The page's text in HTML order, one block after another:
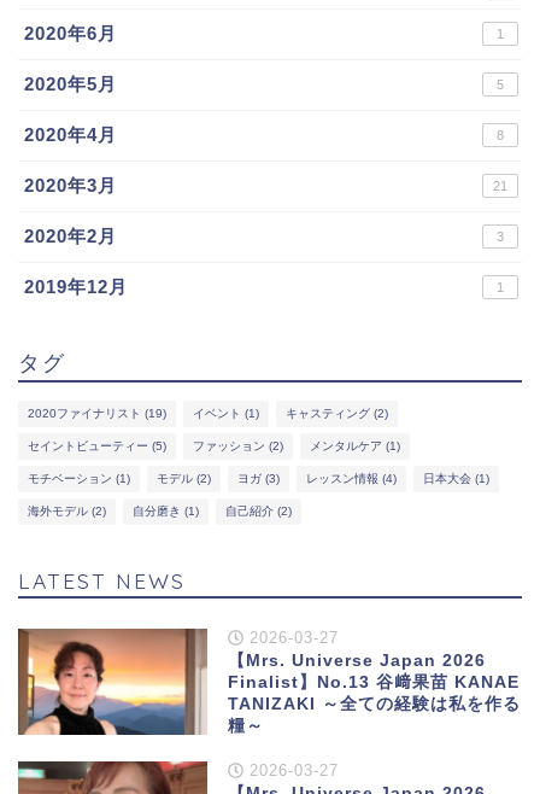
2020年6月 1
2020年5月 5
2020年4月 8
2020年3月 21
2020年2月 3
2019年12月 1
タグ
2020ファイナリスト (19) イベント (1) キャスティング (2)
セイントビューティー (5) ファッション (2) メンタルケア (1)
モチベーション (1) モデル (2) ヨガ (3) レッスン情報 (4) 日本大会 (1)
海外モデル (2) 自分磨き (1) 自己紹介 (2)
LATEST NEWS
2026-03-27
【Mrs. Universe Japan 2026
Finalist】No.13 谷﨑果苗 KANAE
TANIZAKI ～全ての経験は私を作る
糧～
2026-03-27